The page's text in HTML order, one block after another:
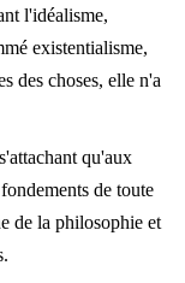
l'idéalisme,
existentialisme,
des choses, elle n'a
qu'aux
de toute
de la philosophie et